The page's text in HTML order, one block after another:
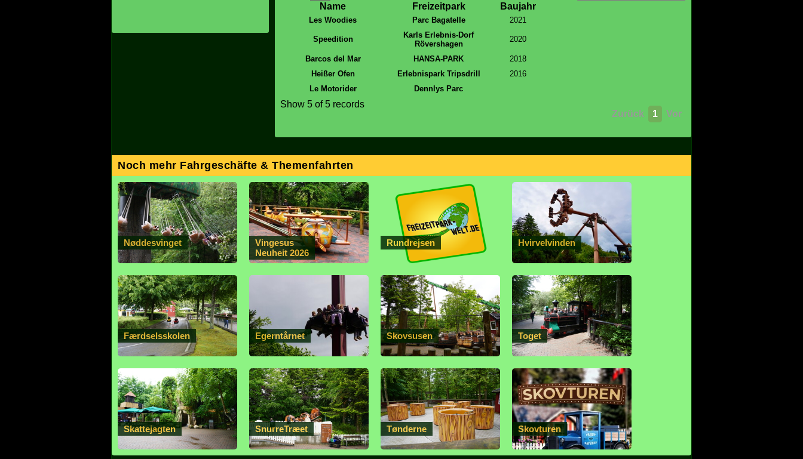
Name
Freizeitpark Baujahr
Les Woodies Parc Bagatelle 2021
Speedition
Karls Erlebnis-Dorf
Rövershagen
2020
Barcos del Mar HANSA-PARK
2018
Heißer Ofen
Erlebnispark Tripsdrill
2016
Le Motorider
Dennlys Parc
Zurück 1 Vor
Show 5 of 5 records
Noch mehr Fahrgeschäfte & Themenfahrten
Nøddesvinget
Vingesus
Neuheit 2026
Rundrejsen Hvirvelvinden
Færdselsskolen Egerntårnet Skovsusen Toget
Skattejagten SnurreTræet Tønderne Skovturen